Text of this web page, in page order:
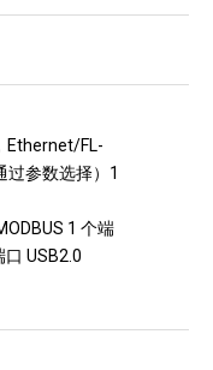
Ethernet/FL-
过参数选择）1
1 个端
USB2.0